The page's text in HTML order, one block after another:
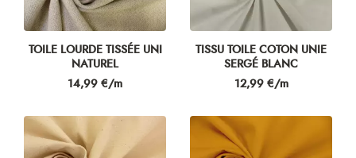
TOILE LOURDE TISSÉE UNI
NATUREL
Prix
14,99 €/m
TISSU TOILE COTON UNIE
SERGÉ BLANC
Prix
12,99 €/m